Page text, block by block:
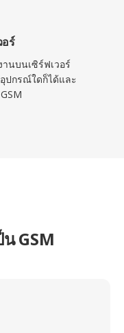
อร์
นบนเซิร์ฟเวอร์
ปกรณ์ใดก็ได้และ
GSM